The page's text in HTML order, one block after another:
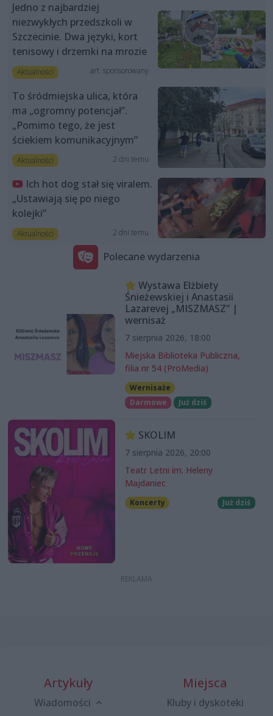
Jedno z najbardziej
niezwykłych przedszkoli w
Szczecinie. Dwa języki, kort
tenisowy i drzemki na mrozie
Aktualności art. sponsorowany
To śródmiejska ulica, która
ma „ogromny potencjał”.
„Pomimo tego, że jest
ściekiem komunikacyjnym”
Aktualności 2 dni temu
Ich hot dog stał się viralem.
„Ustawiają się po niego
kolejki”
Aktualności 2 dni temu
Polecane wydarzenia
Wystawa Elżbiety
Śnieżewskiej i Anastasii
Lazarevej „MISZMASZ” |
wernisaż
7 sierpnia 2026, 18:00
Miejska Biblioteka Publiczna,
filia nr 54 (ProMedia)
Wernisaże
Darmowe
Już dziś
SKOLIM
7 sierpnia 2026, 20:00
Teatr Letni im. Heleny
Majdaniec
Koncerty Już dziś
Artykuły
Wiadomości
Miejsca
Kluby i dyskoteki